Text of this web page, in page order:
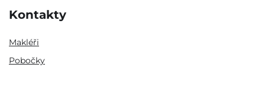
Kontakty
Makléři
Pobočky